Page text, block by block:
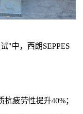
中，西朗SEPPES
疲劳性提升40%；